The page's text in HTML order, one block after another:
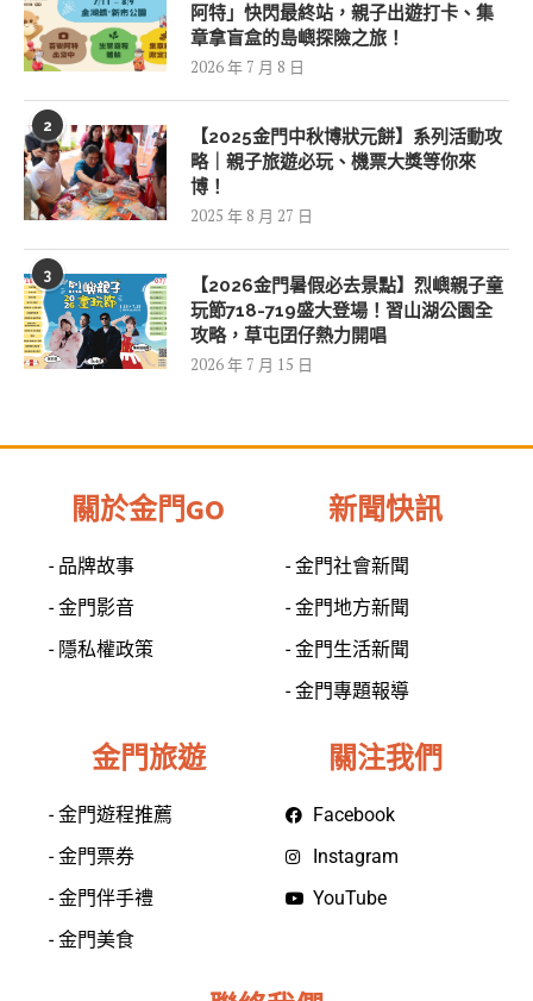
阿特」快閃最終站，親子出遊打卡、集
章拿盲盒的島嶼探險之旅！
2026 年 7 月 8 日
2
【2025金門中秋博狀元餅】系列活動攻
略｜親子旅遊必玩、機票大獎等你來
博！
2025 年 8 月 27 日
3
【2026金門暑假必去景點】烈嶼親子童
玩節718-719盛大登場！習山湖公園全
攻略，草屯囝仔熱力開唱
2026 年 7 月 15 日
關於金門GO
- 品牌故事
- 金門影音
- 隱私權政策
新聞快訊
- 金門社會新聞
- 金門地方新聞
- 金門生活新聞
- 金門專題報導
金門旅遊
- 金門遊程推薦
- 金門票券
- 金門伴手禮
- 金門美食
關注我們
Facebook
Instagram
YouTube